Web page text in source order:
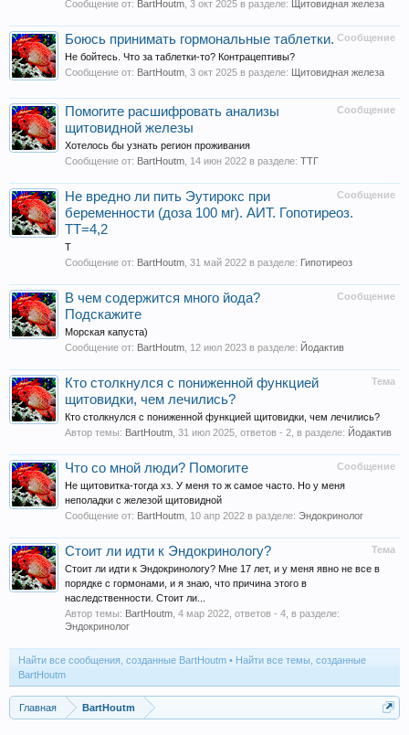
Сообщение от: BartHoutm 3 окт 2025 в разделе: Щитовидная железа
Сообщение
Боюсь принимать гормональные таблетки.
Не бойтесь. Что за таблетки-то? Контрацептивы?
Сообщение от: BartHoutm 3 окт 2025 в разделе: Щитовидная железа
Сообщение
Помогите расшифровать анализы
щитовидной железы
Хотелось бы узнать регион проживания
Сообщение от: BartHoutm 14 июн 2022 в разделе: ТТГ
Сообщение
Не вредно ли пить Эутирокс при
беременности (доза 100 мг). АИТ. Гопотиреоз.
ТТ=4,2
T
Сообщение от: BartHoutm 31 май 2022 в разделе: Гипотиреоз
Сообщение
В чем содержится много йода?
Подскажите
Морская капуста)
Сообщение от: BartHoutm 12 июл 2023 в разделе: Йодактив
Тема
Кто столкнулся с пониженной функцией
щитовидки, чем лечились?
Кто столкнулся с пониженной функцией щитовидки, чем лечились?
Автор темы: BartHoutm 31 июл 2025 , ответов - 2, в разделе: Йодактив
Сообщение
Что со мной люди? Помогите
Не щитовитка-тогда хз. У меня то ж самое часто. Но у меня
неполадки с железой щитовидной
Сообщение от: BartHoutm 10 апр 2022 в разделе: Эндокринолог
Тема
Стоит ли идти к Эндокринологу?
Стоит ли идти к Эндокринологу? Мне 17 лет, и у меня явно не все в
порядке с гормонами, и я знаю, что причина этого в
наследственности. Стоит ли...
Автор темы: BartHoutm 4 мар 2022 , ответов - 4, в разделе:
Эндокринолог
Найти все сообщения, созданные BartHoutm
Найти все темы, созданные
BartHoutm
Главная BartHoutm